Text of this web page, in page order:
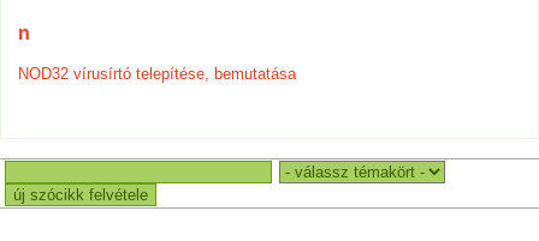
n
NOD32 vírusírtó telepítése, bemutatása